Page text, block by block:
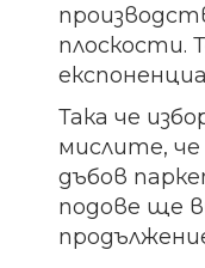
плоскости.
Така че
мислите, че
дъбов
подове ще